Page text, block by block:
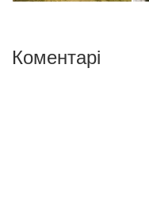
Коментарі